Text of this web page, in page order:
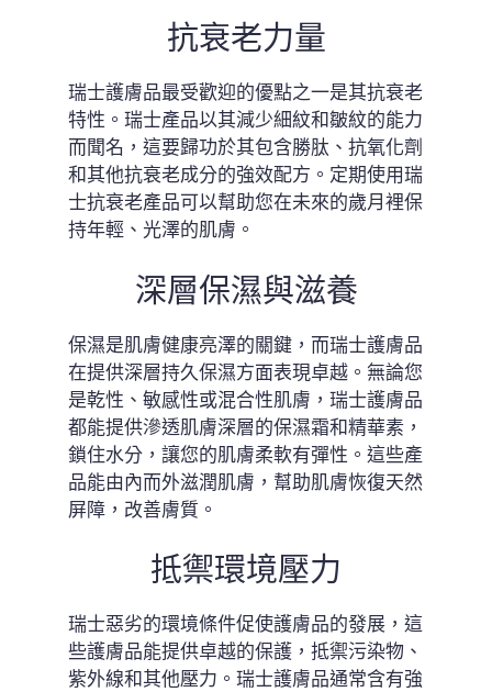
抗衰老力量
瑞士護膚品最受歡迎的優點之一是其抗衰老
特性。瑞士產品以其減少細紋和皺紋的能力
而聞名，這要歸功於其包含勝肽、抗氧化劑
和其他抗衰老成分的強效配方。定期使用瑞
士抗衰老產品可以幫助您在未來的歲月裡保
持年輕、光澤的肌膚。
深層保濕與滋養
保濕是肌膚健康亮澤的關鍵，而瑞士護膚品
在提供深層持久保濕方面表現卓越。無論您
是乾性、敏感性或混合性肌膚，瑞士護膚品
都能提供滲透肌膚深層的保濕霜和精華素，
鎖住水分，讓您的肌膚柔軟有彈性。這些產
品能由內而外滋潤肌膚，幫助肌膚恢復天然
屏障，改善膚質。
抵禦環境壓力
瑞士惡劣的環境條件促使護膚品的發展，這
些護膚品能提供卓越的保護，抵禦污染物、
紫外線和其他壓力。瑞士護膚品通常含有強